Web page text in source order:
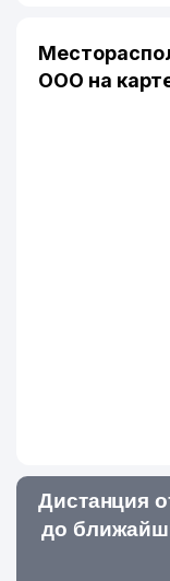
ООО на
Дистанция
до